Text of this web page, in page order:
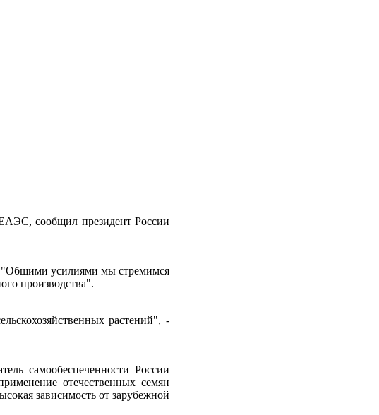
сообщил президент России
"Общими усилиями мы стремимся
производства".
растений", -
самообеспеченности России
отечественных семян
зависимость от зарубежной